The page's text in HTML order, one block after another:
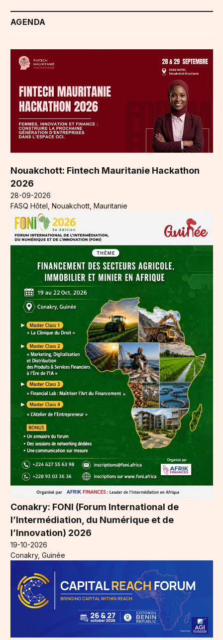
AGENDA
Nouakchott: Fintech Mauritanie Hackathon
2026
28-09-2026
FASQ Hôtel, Nouakchott, Mauritanie
Conakry: FONI (Forum International de
l’Intermédiation, du Numérique et de
l’Innovation) 2026
19-10-2026
Conakry, Guinée